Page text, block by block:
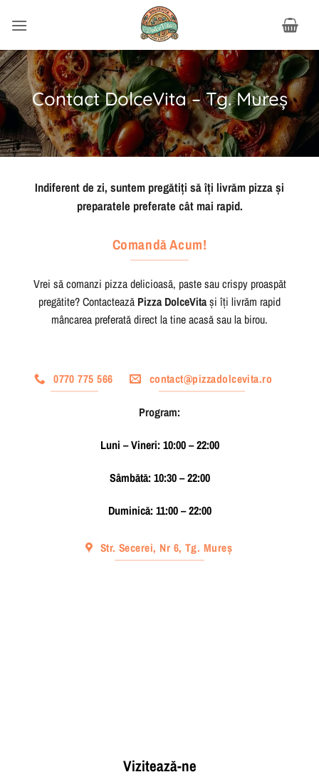
Contact DolceVita – Tg. Mureș
Indiferent de zi, suntem pregătiți să îți livrăm pizza și
preparatele preferate cât mai rapid.
Comandă Acum!
Vrei să comanzi pizzadelicioasă, paste sau crispy proaspăt
pregătite? Contactează Pizza DolceVitași îți livrăm rapid
mâncarea preferatădirect la tine acasă sau la birou.
0770 775 566 contact@pizzadolcevita.ro
Program:
Luni – Vineri: 10:00 – 22:00
Sâmbătă: 10:30 – 22:00
Duminică: 11:00 – 22:00
Str. Secerei, Nr 6, Tg. Mureș
Vizitează-ne